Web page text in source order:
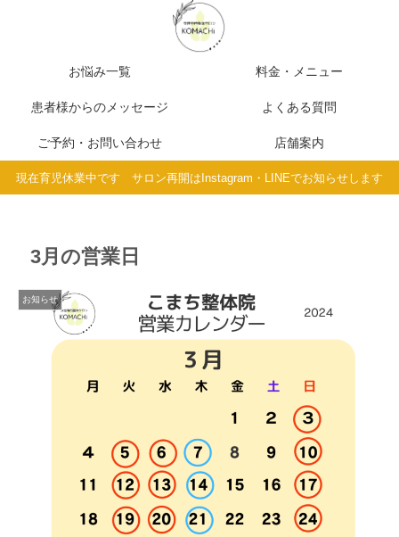
お悩み一覧 料金・メニュー
患者様からのメッセージ よくある質問
ご予約・お問い合わせ 店舗案内
現在育児休業中です サロン再開はInstagram・LINEでお知らせします
3月の営業日
お知らせ